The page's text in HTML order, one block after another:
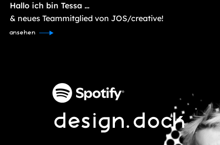
Hallo ich bin Tessa …
& neues Teammitglied von JOS/creative!
ansehen